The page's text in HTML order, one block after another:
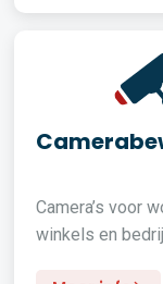
Camera’s voor
winkels en